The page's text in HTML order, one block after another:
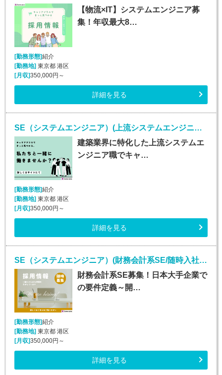
【物流×IT】システムエンジニア募
集！年収最大8…
[勤務形態]紹介
[勤務地] 東京都 港区
[月収]350,000円～
詳細を見る
SE（システムエンジニア）(上流システムエンジニア/正社員)
建築業界に特化した上流システムエ
ンジニア職でキャ…
[勤務形態]紹介
[勤務地]東京都 港区
[月収]350,000円～
詳細を見る
SE（システムエンジニア）(財務会計系SE/随時入社/正社員)
財務会計系SE募集！日本大手企業で
の要件定義～開…
[勤務形態]紹介
[勤務地] 東京都 港区
[月収]350,000円～
詳細を見る